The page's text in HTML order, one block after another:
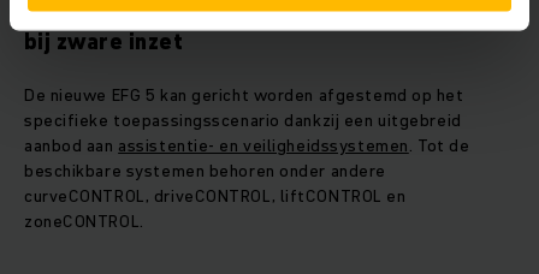
Assistentiesystemen voor meer veiligheid
bij zware inzet
De nieuwe EFG 5 kan gericht worden afgestemd op het
specifieke toepassingsscenario dankzij een uitgebreid
aanbod aan assistentie‑ en veiligheidssystemen. Tot de
beschikbare systemen behoren onder andere
curveCONTROL, driveCONTROL, liftCONTROL en
zoneCONTROL.